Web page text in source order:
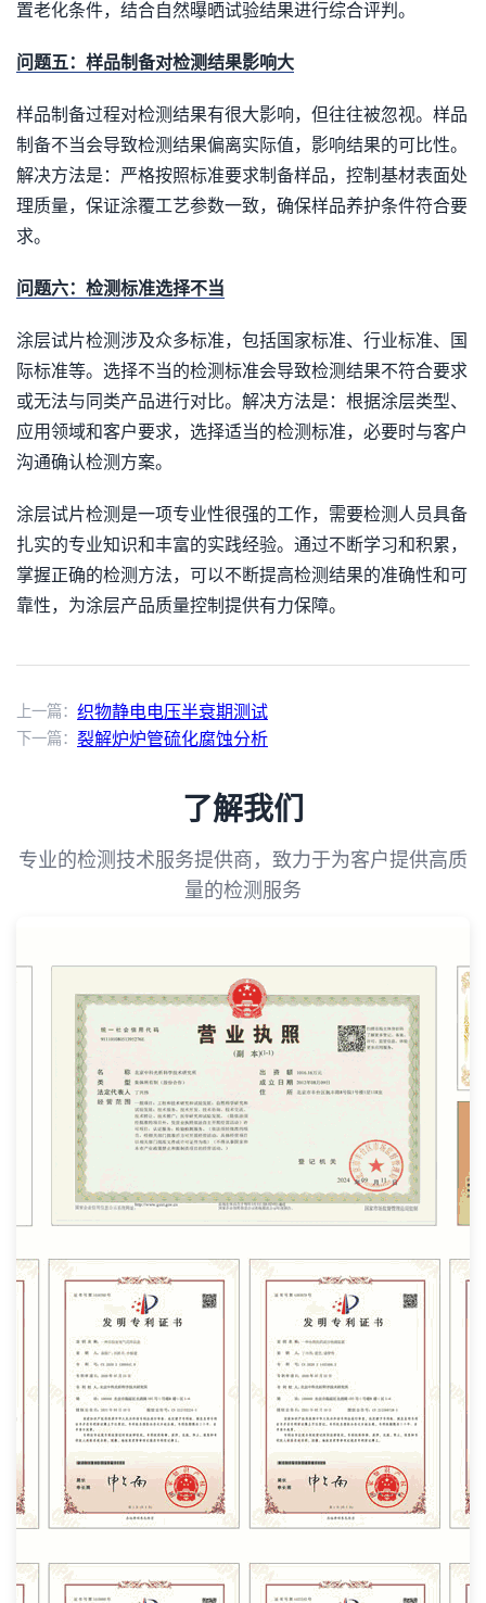
置老化条件，结合自然曝晒试验结果进行综合评判。
问题五：样品制备对检测结果影响大
样品制备过程对检测结果有很大影响，但往往被忽视。样品
制备不当会导致检测结果偏离实际值，影响结果的可比性。
解决方法是：严格按照标准要求制备样品，控制基材表面处
理质量，保证涂覆工艺参数一致，确保样品养护条件符合要
求。
问题六：检测标准选择不当
涂层试片检测涉及众多标准，包括国家标准、行业标准、国
际标准等。选择不当的检测标准会导致检测结果不符合要求
或无法与同类产品进行对比。解决方法是：根据涂层类型、
应用领域和客户要求，选择适当的检测标准，必要时与客户
沟通确认检测方案。
涂层试片检测是一项专业性很强的工作，需要检测人员具备
扎实的专业知识和丰富的实践经验。通过不断学习和积累，
掌握正确的检测方法，可以不断提高检测结果的准确性和可
靠性，为涂层产品质量控制提供有力保障。
上一篇： 织物静电电压半衰期测试
下一篇： 裂解炉炉管硫化腐蚀分析
了解我们
专业的检测技术服务提供商，致力于为客户提供高质
量的检测服务